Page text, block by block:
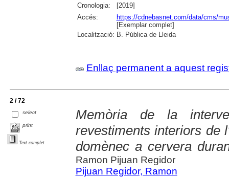
Cronologia:
[2019]
Accés:
https://cdnebasnet.com/data/cms/
[Exemplar complet]
Localització: B. Pública de Lleida
Enllaç permanent a aquest
2 / 72
select
print
Text complet
Memòria de la
revestiments interiors de
domènec a cervera
Ramon Pijuan Regidor
Pijuan Regidor, Ramon